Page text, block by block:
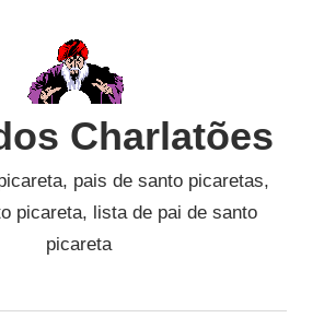
Charlatões
pais de santo picaretas,
picareta, lista de pai de santo
picareta